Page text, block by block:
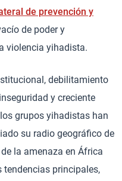
de prevención y
de poder y
violencia yihadista.
debilitamiento
y creciente
grupos yihadistas han
su radio geográfico de
la amenaza en África
principales,